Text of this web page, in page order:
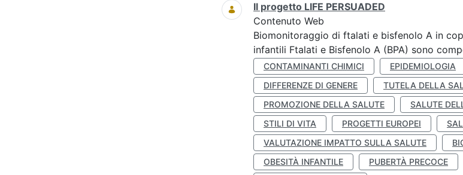
Il progetto LIFE PERSUADED
Contenuto Web
Biomonitoraggio di ftalati e bisfenolo A in
infantili Ftalati e Bisfenolo A (BPA) sono
CONTAMINANTI CHIMICI EPIDEMIOLOGIA
DIFFERENZE DI GENERE
TUTELA DELLA
PROMOZIONE DELLA SALUTE
SALUTE
STILI DI VITA
PROGETTI EUROPEI
VALUTAZIONE IMPATTO SULLA SALUTE
OBESITÀ INFANTILE
PUBERTÀ PRECOCE